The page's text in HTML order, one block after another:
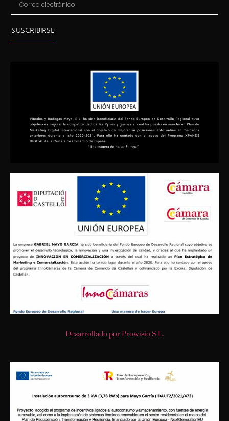
SUSCRIBIRSE
Desarrollado por Prowisio S.L.